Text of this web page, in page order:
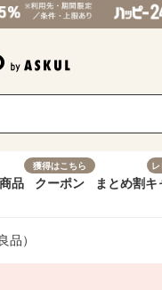
品
獲得はこちら
クーポン まとめ割キ
品）